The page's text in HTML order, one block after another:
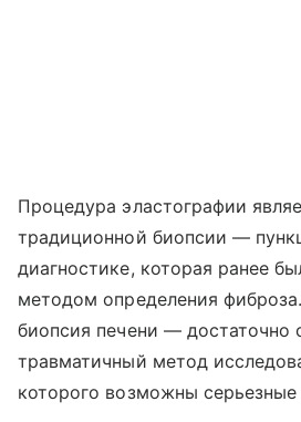
Процедура эластографии
традиционной биопсии —
диагностике, которая ранее
методом определения
биопсия печени — достаточно
травматичный метод
которого возможны